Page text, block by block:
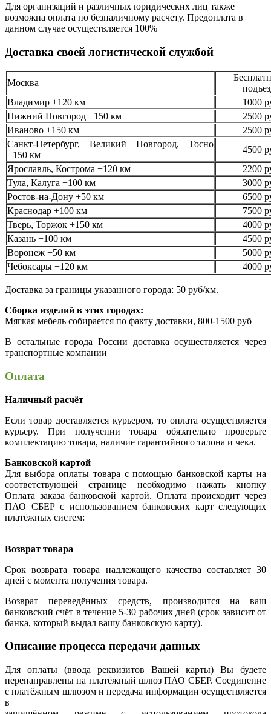
Для организаций и различных юридических лиц также
возможна оплата по безналичному расчету. Предоплата в
данном случае осуществляется 100%
Доставка своей логистической службой
Москва
Владимир +120 км
1000
Нижний Новгород +150 км
2500
Иваново +150 км
2500
Санкт-Петербург, Великий Новгород, Тосно
+150 км
4500
Ярославль, Кострома +120 км
2200
Тула, Калуга +100 км
3000
Ростов-на-Дону +50 км
6500
Краснодар +100 км
7500
Тверь, Торжок +150 км
4000
Казань +100 км
4500
Воронеж +50 км
5000
Чебоксары +120 км
4000
Доставка за границы указанного города: 50 руб/км.
Сборка изделий в этих городах:
Мягкая мебель собирается по факту доставки, 800-1500 руб
В остальные города России доставка осуществляется через
транспортные компании
Оплата
Наличный расчёт
Если товар доставляется курьером, то оплата осуществляется
курьеру. При получении товара обязательно проверьте
комплектацию товара, наличие гарантийного талона и чека.
Банковской картой
Для выбора оплаты товара с помощью банковской карты на
соответствующей странице необходимо нажать кнопку
Оплата заказа банковской картой. Оплата происходит через
ПАО СБЕР с использованием банковских карт следующих
платёжных систем:
Возврат товара
Срок возврата товара надлежащего качества составляет 30
дней с момента получения товара.
Возврат переведённых средств, производится на ваш
банковский счёт в течение 5-30 рабочих дней (срок зависит от
банка, который выдал вашу банковскую карту).
Описание процесса передачи данных
Для оплаты (ввода реквизитов Вашей карты) Вы будете
перенаправлены на платёжный шлюз ПАО СБЕР. Соединение
с платёжным шлюзом и передача информации осуществляется
в